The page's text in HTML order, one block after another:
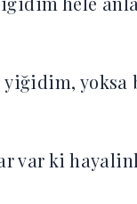
yiğidim,
var ki